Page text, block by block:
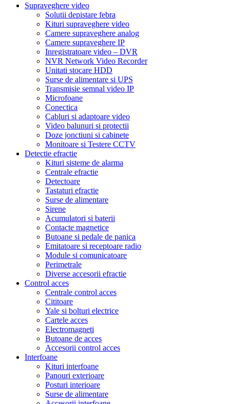
Supraveghere video
Solutii depistare febra
Kituri supraveghere video
Camere supraveghere analog
Camere supraveghere IP
Inregistratoare video – DVR
NVR Network Video Recorder
Unitati stocare HDD
Surse de alimentare si UPS
Transmisie semnal video IP
Microfoane
Conectica
Cabluri si adaptoare video
Video balunuri si protectii
Doze jonctiuni si cabinete
Monitoare si Testere CCTV
Detectie efractie
Kituri sisteme de alarma
Centrale efractie
Detectoare
Tastaturi efractie
Surse de alimentare
Sirene
Acumulatori si baterii
Contacte magnetice
Butoane si pedale de panica
Emitatoare si receptoare radio
Module si comunicatoare
Perimetrale
Diverse accesorii efractie
Control acces
Centrale control acces
Cititoare
Yale si bolturi electrice
Cartele acces
Electromagneti
Butoane de acces
Accesorii control acces
Interfoane
Kituri interfoane
Panouri exterioare
Posturi interioare
Surse de alimentare